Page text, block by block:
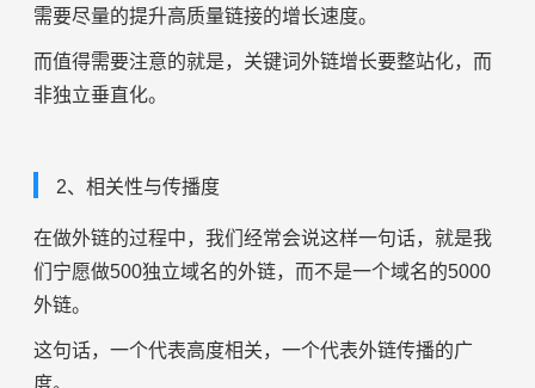
需要尽量的提升高质量链接的增长速度。
而值得需要注意的就是，关键词外链增长要整站化，而
非独立垂直化。
2、相关性与传播度
在做外链的过程中，我们经常会说这样一句话，就是我
们宁愿做500独立域名的外链，而不是一个域名的5000
外链。
这句话，一个代表高度相关，一个代表外链传播的广
度。